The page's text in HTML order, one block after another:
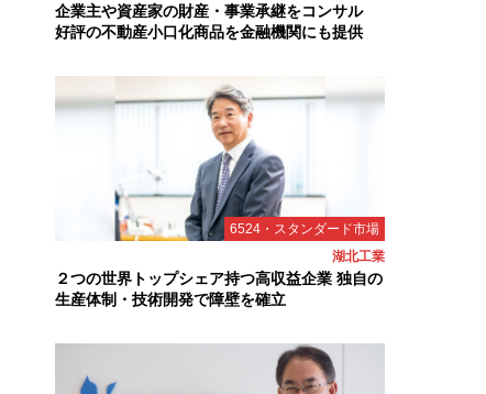
企業主や資産家の財産・事業承継をコンサル
好評の不動産小口化商品を金融機関にも提供
6524・スタンダード市場
湖北工業
２つの世界トップシェア持つ高収益企業 独自の
生産体制・技術開発で障壁を確立